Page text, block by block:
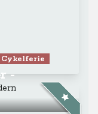
Cykelferie
-